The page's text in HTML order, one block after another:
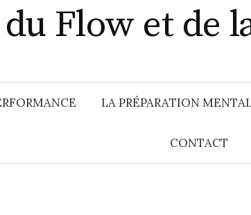
Flow et de
LA PRÉPARATION
CONTACT